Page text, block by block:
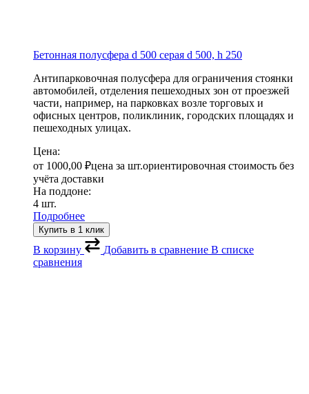
Бетонная полусфера d 500 серая d 500, h 250
Антипарковочная полусфера для ограничения стоянки
автомобилей, отделения пешеходных зон от проезжей
части, например, на парковках возле торговых и
офисных центров, поликлиник, городских площадях и
пешеходных улицах.
Цена:
от 1000,00 ₽цена за шт.ориентировочная стоимость без
учёта доставки
На поддоне:
4 шт.
Подробнее
Купить в 1 клик
В корзину Добавить в сравнение В списке
сравнения